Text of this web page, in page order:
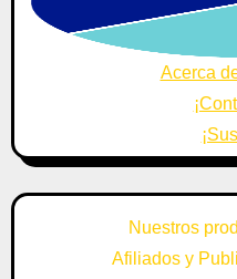
Acerca
Nuestros
Afiliados y